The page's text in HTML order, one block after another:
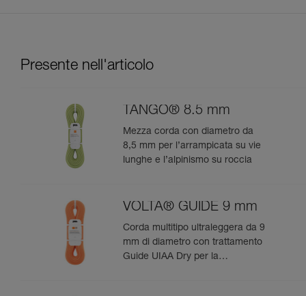
Presente nell'articolo
TANGO® 8.5 mm
Mezza corda con diametro da
8,5 mm per l’arrampicata su vie
lunghe e l’alpinismo su roccia
VOLTA® GUIDE 9 mm
Corda multitipo ultraleggera da 9
mm di diametro con trattamento
Guide UIAA Dry per la